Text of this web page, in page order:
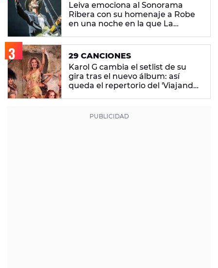
Leiva emociona al Sonorama
Ribera con su homenaje a Robe
en una noche en la que La
29 CANCIONES
Karol G cambia el setlist de su
gira tras el nuevo álbum: así
queda el repertorio del 'Viajando